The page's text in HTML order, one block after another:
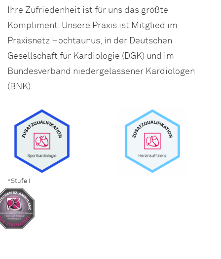
Ihre Zufriedenheit ist für uns das größte
Kompliment. Unsere Praxis ist Mitglied im
Praxisnetz Hochtaunus, in der Deutschen
Gesellschaft für Kardiologie (DGK) und im
Bundesverband niedergelassener Kardiologen
(BNK).
*Stufe I